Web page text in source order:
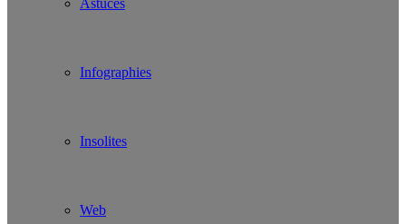
Astuces
Infographies
Insolites
Web